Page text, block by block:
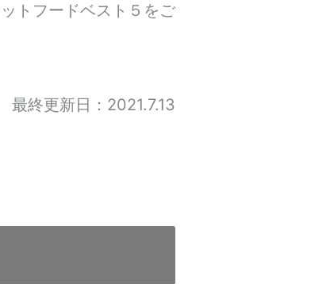
トフードベスト５をご
最終更新日：2021.7.13